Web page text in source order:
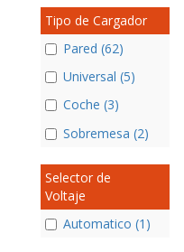
Tipo de Cargador
Pared (62)
Universal (5)
Coche (3)
Sobremesa (2)
Selector de
Voltaje
Automatico (1)